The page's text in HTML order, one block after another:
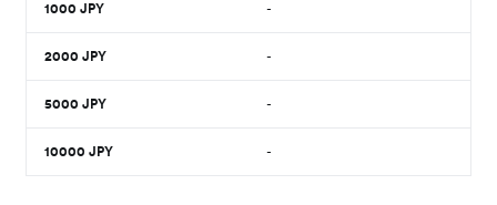
1000 JPY -
2000 JPY -
5000 JPY -
10000 JPY -